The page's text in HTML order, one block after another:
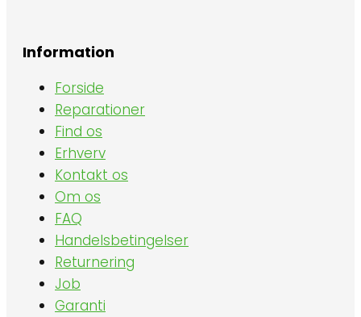
Information
Forside
Reparationer
Find os
Erhverv
Kontakt os
Om os
FAQ
Handelsbetingelser
Returnering
Job
Garanti